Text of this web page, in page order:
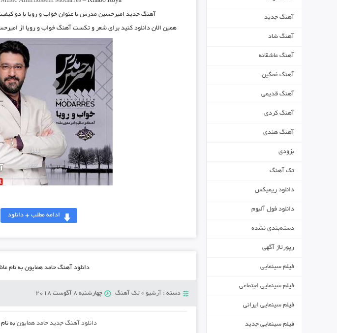
آهنگ جدید امیرحسین مدرسبا عنوان خواب و رویابا دو کیفیت عالی ۱۲۸ و
همین الان دانلود کنید برای شعر و تکست آهنگ خواب و رویا از
ادامه مطلب + دانلود
دانلود آهنگ حامد همایون به نام
دسته : آرشیو » تک آهنگ چهارشنبه 8 آگوست 2018
دانلود آهنگ جدید حامد همایونبه نام
آهنگ جدید
آهنگ شاد
آهنگ عاشقانه
آهنگ غمگین
آهنگ قدیمی
آهنگ کردی
آهنگ هندی
بزودی
تک آهنگ
دانلود ریمیکس
دانلود فول آلبوم
دسته‌بندی نشده
رپورتاژ آگهی
فیلم سینمایی
فیلم سینمایی اجتماعی
فیلم سینمایی ایرانی
فیلم سینمایی جدید